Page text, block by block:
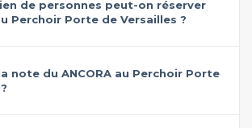
de personnes peut-on réserver
Perchoir Porte de Versailles ?
note du ANCORA au Perchoir Porte